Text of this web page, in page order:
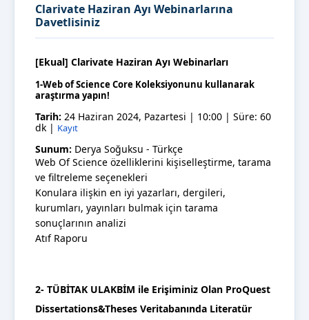
Clarivate Haziran Ayı Webinarlarına
Davetlisiniz
[Ekual] Clarivate Haziran Ayı Webinarları
1-Web of Science Core Koleksiyonunu kullanarak
araştırma yapın!
Tarih: 24 Haziran 2024, Pazartesi | 10:00 | Süre: 60
dk | Kayıt
Sunum: Derya Soğuksu - Türkçe
Web Of Science özelliklerini kişiselleştirme, tarama
ve filtreleme seçenekleri
Konulara ilişkin en iyi yazarları, dergileri,
kurumları, yayınları bulmak için tarama
sonuçlarının analizi
Atıf Raporu
2- TÜBİTAK ULAKBİM ile Erişiminiz Olan ProQuest
Dissertations&Theses Veritabanında Literatür